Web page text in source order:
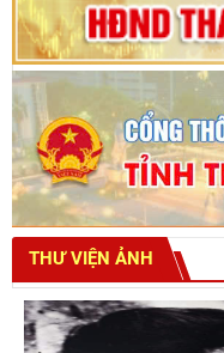
THƯ VIỆN ẢNH